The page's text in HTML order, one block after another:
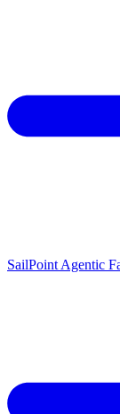
SailPoint Agentic